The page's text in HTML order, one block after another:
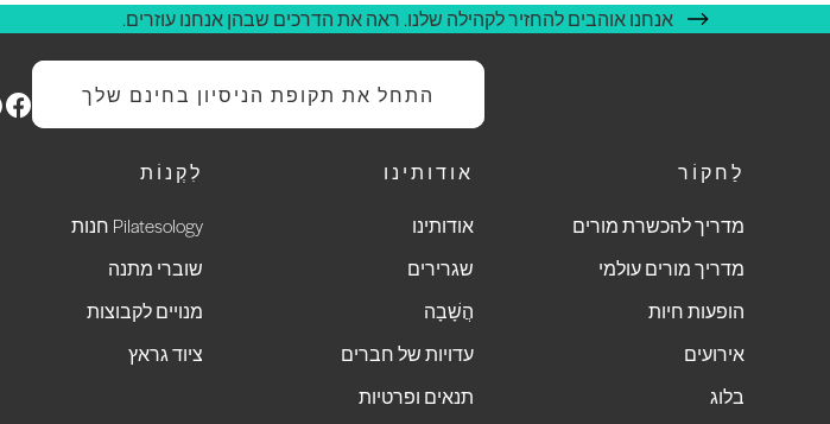
אנחנו אוהבים להחזיר לקהילה שלנו. ראה את הדרכים שבהן אנחנו עוזרים.
התחל את תקופת הניסיון בחינם שלך
לַחקוֹר
מדריך להכשרת מורים
מדריך מורים עולמי
הופעות חיות
אירועים
בלוג
אודותינו
אודותינו
שגרירים
הֲשָׁבָה
עדויות של חברים
תנאים ופרטיות
לִקְנוֹת
Pilatesology חנות
שוברי מתנה
מנויים לקבוצות
ציוד גראץ